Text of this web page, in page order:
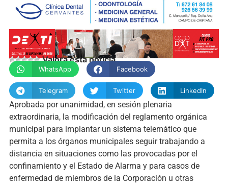
Valora esta noticia
WhatsApp Facebook
Telegram Twitter LinkedIn
Aprobada por unanimidad, en sesión plenaria
extraordinaria, la modificación del reglamento orgánica
municipal para implantar un sistema telemático que
permita a los órganos municipales seguir trabajando a
distancia en situaciones como las provocadas por el
confinamiento y el Estado de Alarma y para casos de
enfermedad de miembros de la Corporación u otras